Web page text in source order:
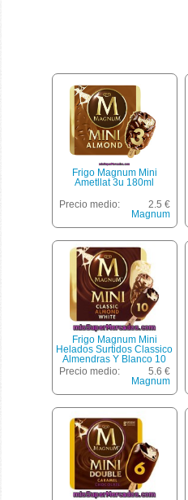
Frigo Magnum Mini
Ametllat 3u 180ml
Precio medio:
2.5 €
Magnum
Frigo Magnum Mini
Helados Surtidos Classico
Almendras Y Blanco 10
Unidades Estuche 600 Ml
Precio medio:
5.6 €
Magnum